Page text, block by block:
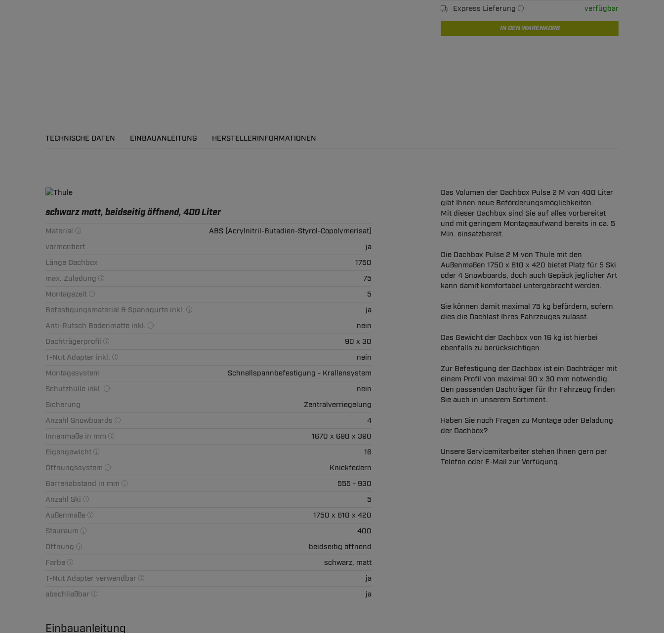
Express Lieferung
verfügbar
IN DEN WARENKORB
TECHNISCHE DATEN EINBAUANLEITUNG HERSTELLERINFORMATIONEN
schwarz matt, beidseitig öffnend, 400 Liter
Material
ABS (Acrylnitril-Butadien-Styrol-Copolymerisat)
vormontiert
ja
Länge Dachbox
1750
max. Zuladung
75
Montagezeit
5
Befestigungsmaterial & Spanngurte inkl.
ja
Anti-Rutsch Bodenmatte inkl.
nein
Dachträgerprofil
90 x 30
T-Nut Adapter inkl.
nein
Montagesystem
Schnellspannbefestigung - Krallensystem
Schutzhülle inkl.
nein
Sicherung
Zentralverriegelung
Anzahl Snowboards
4
Innenmaße in mm
1670 x 690 x 390
Eigengewicht
16
Öffnungssystem
Knickfedern
Barrenabstand in mm
555 - 930
Anzahl Ski
5
Außenmaße
1750 x 810 x 420
Stauraum
400
Öffnung
beidseitig öffnend
Farbe
schwarz, matt
T-Nut Adapter verwendbar
ja
abschließbar
ja
Das Volumen der Dachbox Pulse 2 M von 400 Liter
gibt Ihnen neue Beförderungsmöglichkeiten.
Mit dieser Dachbox sind Sie auf alles vorbereitet
und mit geringem Montageaufwand bereits in ca. 5
Min. einsatzbereit.
Die Dachbox Pulse 2 M von Thule mit den
Außenmaßen 1750 x 810 x 420 bietet Platz für 5 Ski
oder 4 Snowboards, doch auch Gepäck jeglicher Art
kann damit komfortabel untergebracht werden.
Sie können damit maximal 75 kg befördern, sofern
dies die Dachlast Ihres Fahrzeuges zulässt.
Das Gewicht der Dachbox von 16 kg ist hierbei
ebenfalls zu berücksichtigen.
Zur Befestigung der Dachbox ist ein Dachträger mit
einem Profil von maximal 90 x 30 mm notwendig.
Den passenden Dachträger für Ihr Fahrzeug finden
Sie auch in unserem Sortiment.
Haben Sie noch Fragen zu Montage oder Beladung
der Dachbox?
Unsere Servicemitarbeiter stehen Ihnen gern per
Telefon oder E-Mail zur Verfügung.
Einbauanleitung